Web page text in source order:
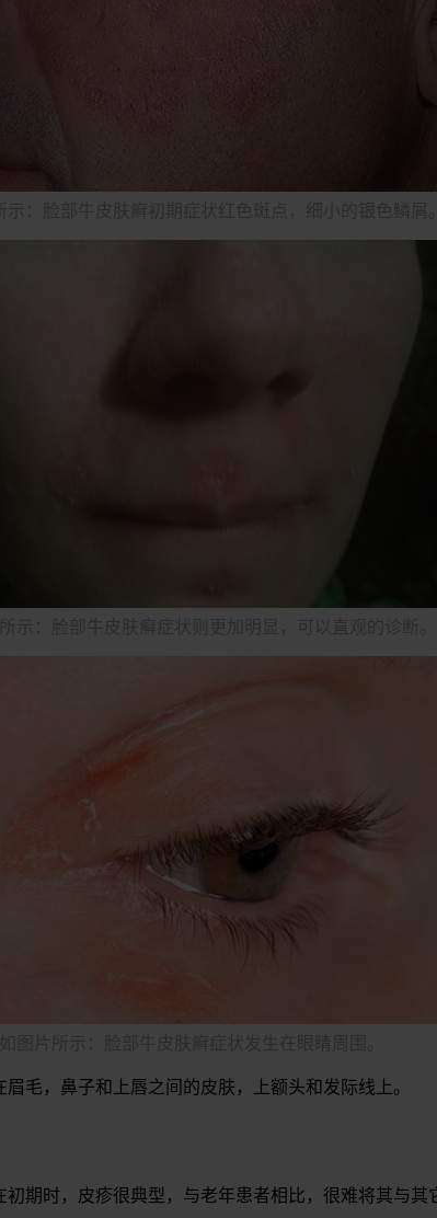
毛，鼻子和上唇之间的皮肤，上额头和发际线上。
期时，皮疹很典型，与老年患者相比，很难将其与其